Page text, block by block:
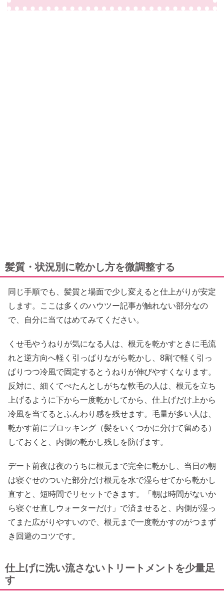
髪質・状況別に乾かし方を微調整する
同じ手順でも、髪質と場面で少し変えると仕上がりが安定
します。ここは多くのハウツー記事が触れない部分なの
で、自分に当てはめてみてください。
くせ毛やうねりが気になる人は、根元を乾かすときに毛流
れと逆方向へ軽く引っぱりながら乾かし、8割で軽く引っ
ぱりつつ冷風で固定するとうねりが伸びやすくなります。
反対に、細くてぺたんとしがちな軟毛の人は、根元を立ち
上げるように下から一度乾かしてから、仕上げだけ上から
冷風を当てるとふんわり感を残せます。毛量が多い人は、
乾かす前にブロッキング（髪をいくつかに分けて留める）
しておくと、内側の乾かし残しを防げます。
デート前夜は夜のうちに根元まで完全に乾かし、当日の朝
は寝ぐせのついた部分だけ根元を水で湿らせてから乾かし
直すと、短時間でリセットできます。「朝は時間がないか
ら寝ぐせ直しウォーターだけ」で済ませると、内側が湿っ
てまた広がりやすいので、根元まで一度乾かすのがつまず
き回避のコツです。
仕上げに洗い流さないトリートメントを少量足
す